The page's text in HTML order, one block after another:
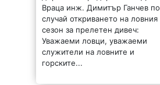
Враца инж. Димитър Ганчев по
случай откриването на ловния
сезон за прелетен дивеч:
Уважаеми ловци, уважаеми
служители на ловните и
горските...